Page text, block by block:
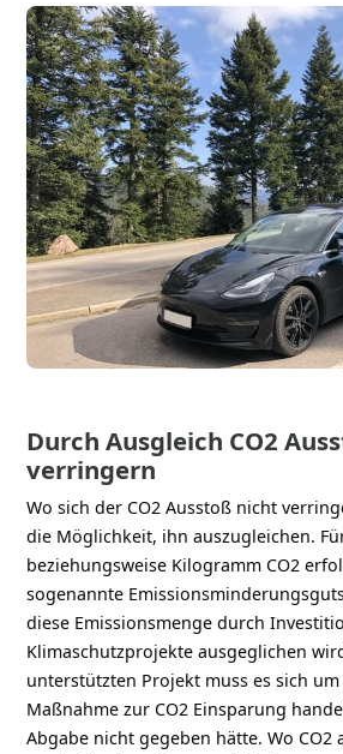
Durch Ausgleich CO2
verringern
Wo sich der CO2 Ausstoß nicht
die Möglichkeit, ihn auszugleichen.
beziehungsweise Kilogramm CO2
sogenannte
diese Emissionsmenge durch
Klimaschutzprojekte ausgeglichen
unterstützten Projekt muss es sich
Maßnahme zur CO2 Einsparung
Abgabe nicht gegeben hätte. Wo CO2